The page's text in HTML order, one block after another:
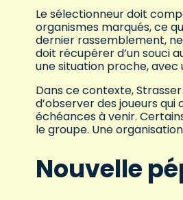
Le sélectionneur doit
organismes marqués, ce
dernier rassemblement,
doit récupérer d’un souci
une situation proche,
Dans ce contexte,
d’observer des joueurs
échéances à venir.
le groupe. Une
Nouvelle